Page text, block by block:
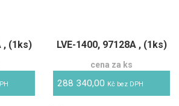
, (1ks) LVE-1400, 97128A , (1ks)
cena za ks
288 340,00 Kč bez DPH